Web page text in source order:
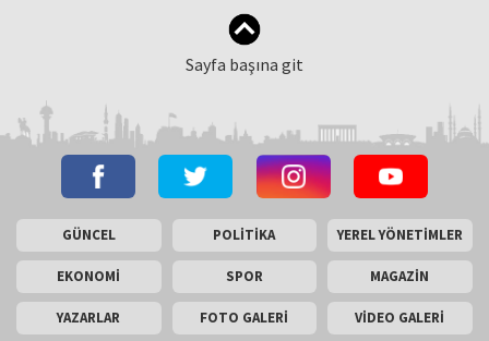
Sayfa başına git
GÜNCEL POLİTİKA YEREL YÖNETİMLER
EKONOMİ SPOR MAGAZİN
YAZARLAR FOTO GALERİ VİDEO GALERİ